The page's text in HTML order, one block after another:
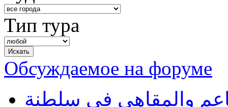
Тип тура
Обсуждаемое на форуме
والمقاهي في سلطنة